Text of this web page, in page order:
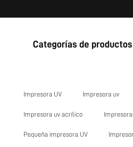
Categorías de
Impresora UV Impresora uv
Impresora uv acrílico
Pequeña impresora UV